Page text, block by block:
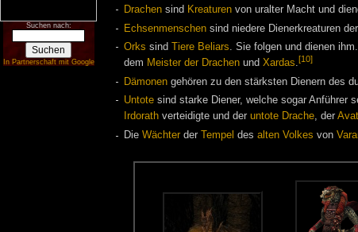
Suchen nach:
In Partnerschaft mit Google
Drachen sind Kreaturen von uralter Macht und
Echsenmenschen sind niedere Dienerkreaturen der
Orks sind Tiere Beliars. Sie folgen und dienen
dem Meister der Drachen und Xardas.[10]
Dämonen gehören zu den stärksten Dienern des
Untote sind starke Diener, welche sogar Anführer
Irdorath verteidigte und der untote Drache, der
Die Wächter der Tempel des alten Volkes von